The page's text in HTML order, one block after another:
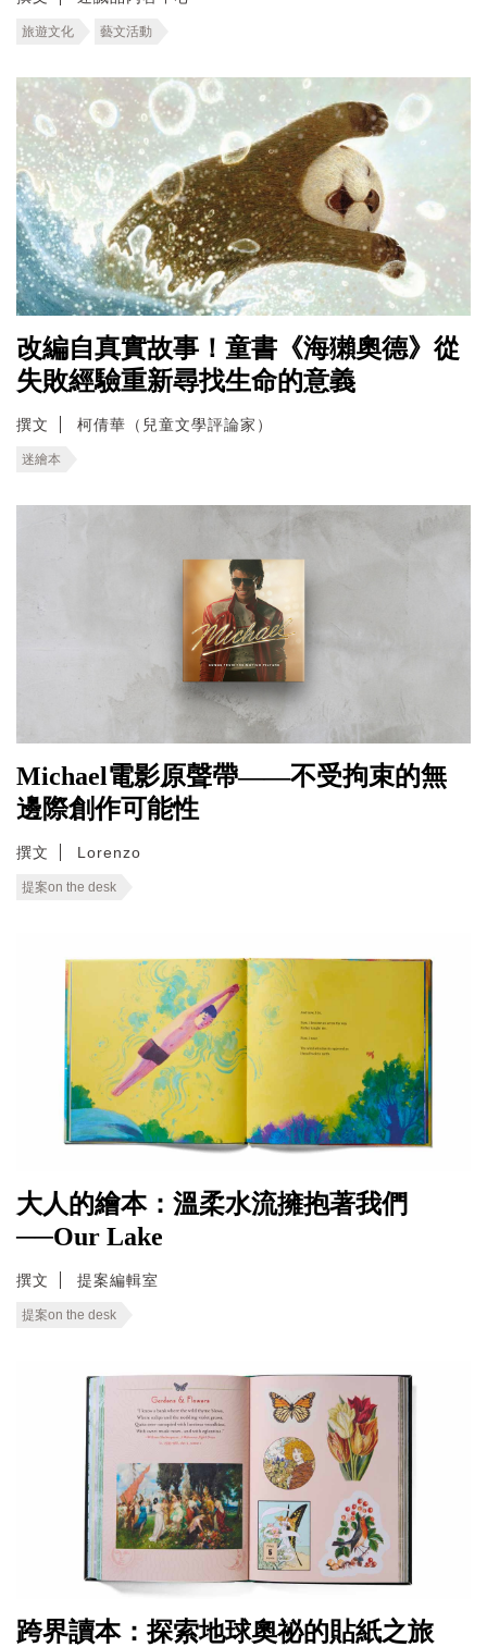
旅遊文化 藝文活動
改編自真實故事！童書《海獺奧德》從
失敗經驗重新尋找生命的意義
撰文 柯倩華（兒童文學評論家）
迷繪本
Michael電影原聲帶——不受拘束的無
邊際創作可能性
撰文 Lorenzo
提案on the desk
大人的繪本：溫柔水流擁抱著我們
──Our Lake
撰文 提案編輯室
提案on the desk
跨界讀本：探索地球奧祕的貼紙之旅